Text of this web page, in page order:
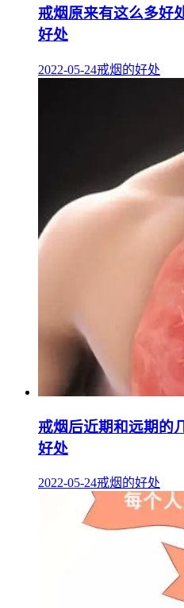
戒烟原来有这么多好
好处
2022-05-24戒烟的好处
戒烟后近期和远期的
好处
2022-05-24戒烟的好处